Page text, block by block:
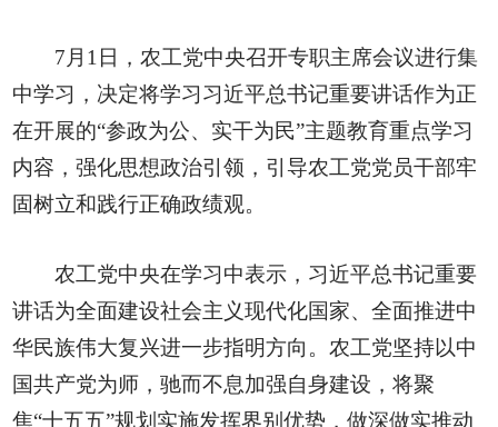
7月1日，农工党中央召开专职主席会议进行集
中学习，决定将学习习近平总书记重要讲话作为正
在开展的“参政为公、实干为民”主题教育重点学习
内容，强化思想政治引领，引导农工党党员干部牢
固树立和践行正确政绩观。
农工党中央在学习中表示，习近平总书记重要
讲话为全面建设社会主义现代化国家、全面推进中
华民族伟大复兴进一步指明方向。农工党坚持以中
国共产党为师，驰而不息加强自身建设，将聚
焦“十五五”规划实施发挥界别优势，做深做实推动